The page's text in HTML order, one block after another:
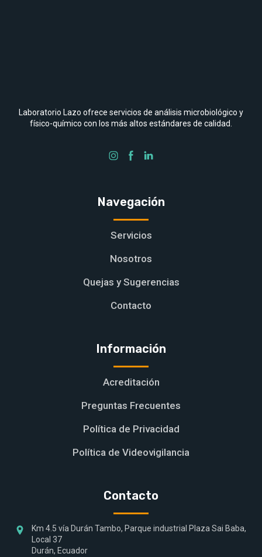
Laboratorio Lazo ofrece servicios de análisis microbiológico y
físico-químico con los más altos estándares de calidad.
Navegación
Servicios
Nosotros
Quejas y Sugerencias
Contacto
Información
Acreditación
Preguntas Frecuentes
Política de Privacidad
Política de Videovigilancia
Contacto
Km 4.5 vía Durán Tambo, Parque industrial Plaza Sai Baba,
Local 37
Durán, Ecuador